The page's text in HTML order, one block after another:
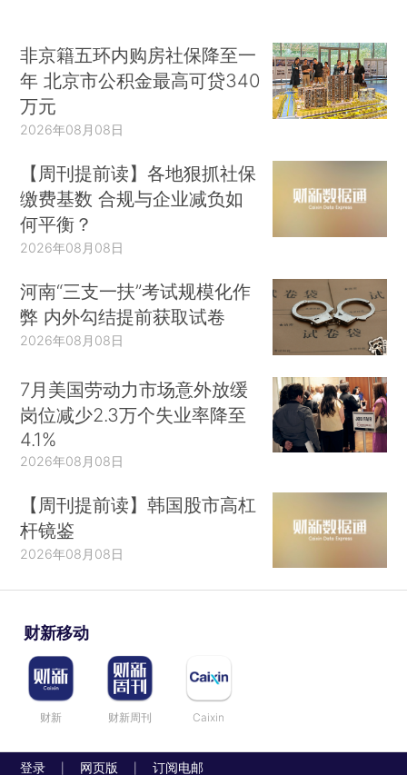
非京籍五环内购房社保降至一
年 北京市公积金最高可贷340
万元
2026年08月08日
【周刊提前读】各地狠抓社保
缴费基数 合规与企业减负如
何平衡？
2026年08月08日
河南“三支一扶”考试规模化作
弊 内外勾结提前获取试卷
2026年08月08日
7月美国劳动力市场意外放缓
岗位减少2.3万个失业率降至
4.1%
2026年08月08日
【周刊提前读】韩国股市高杠
杆镜鉴
2026年08月08日
财新移动
财新 财新周刊 Caixin
登录 网页版 订阅电邮